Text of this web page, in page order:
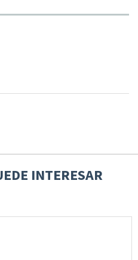
INTERESAR